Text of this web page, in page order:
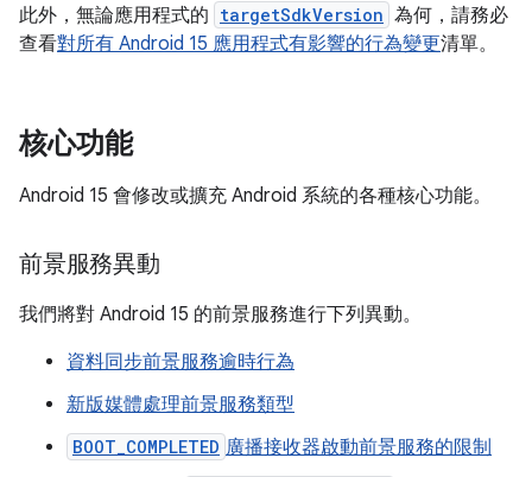
此外，無論應用程式的 targetSdkVersion 為何，請務必
查看對所有 Android 15 應用程式有影響的行為變更清單。
核心功能
Android 15 會修改或擴充 Android 系統的各種核心功能。
前景服務異動
我們將對 Android 15 的前景服務進行下列異動。
資料同步前景服務逾時行為
新版媒體處理前景服務類型
BOOT_COMPLETED 廣播接收器啟動前景服務的限制